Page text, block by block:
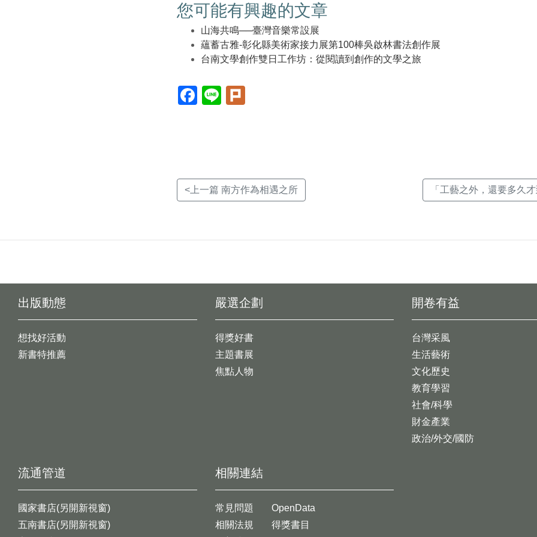
您可能有興趣的文章
山海共鳴──臺灣音樂常設展
蘊蓄古雅-彰化縣美術家接力展第100棒吳啟林書法創作展
台南文學創作雙日工作坊：從閱讀到創作的文學之旅
Facebook(另
開
Line(另
開
<上一篇 南方作為相遇之所 「工藝之外，還要多久
出版動態
想找好活動
新書特推薦
開卷有益
台灣采風
生活藝術
文化歷史
教育學習
社會/科學
財金產業
政治/外交/國防
嚴選企劃
得獎好書
主題書展
焦點人物
流通管道
國家書店(另開新視窗)
五南書店(另開新視窗)
相關連結
常見問題
相關法規
OpenData
得獎書目